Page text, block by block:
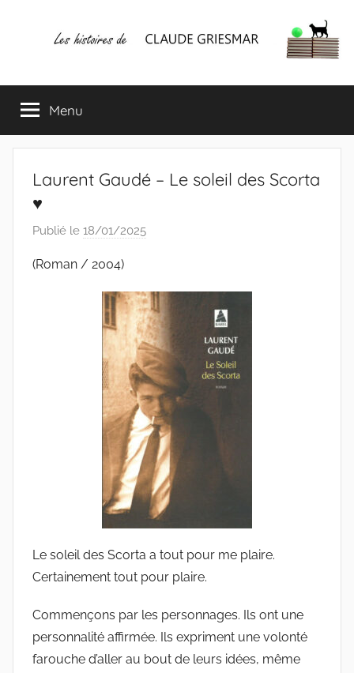
Les
histoires
de
CLAUDE
GRIESMAR
mes
lectures
favorites
Menu
Laurent Gaudé – Le soleil des Scorta
♥
Publié le 18/01/2025
C
l
a
u
d
e
G
r
e
s
m
r
(Roman / 2004)
Le soleil des Scorta a tout pour me plaire.
Certainement tout pour plaire.
Commençons par les personnages. Ils ont une
personnalité affirmée. Ils expriment une volonté
farouche d’aller au bout de leurs idées, même